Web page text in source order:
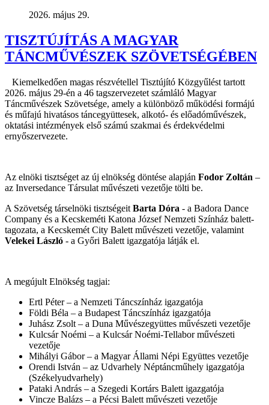
2026. május 29.
TISZTÚJÍTÁS A MAGYAR
TÁNCMŰVÉSZEK SZÖVETSÉGÉBEN
Kiemelkedően magas részvétellel Tisztújító Közgyűlést tartott
2026. május 29-én a 46 tagszervezetet számláló Magyar
Táncművészek Szövetsége, amely a különböző működési formájú
és műfajú hivatásos táncegyüttesek, alkotó- és előadóművészek,
oktatási intézmények első számú szakmai és érdekvédelmi
ernyőszervezete.
Az elnöki tisztséget az új elnökség döntése alapján Fodor Zoltán –
az Inversedance Társulat művészeti vezetője tölti be.
A Szövetség társelnöki tisztségeit Barta Dóra - a Badora Dance
Company és a Kecskeméti Katona József Nemzeti Színház balett-
tagozata, a Kecskemét City Balett művészeti vezetője, valamint
Velekei László - a Győri Balett igazgatója látják el.
A megújult Elnökség tagjai:
Ertl Péter – a Nemzeti Táncszínház igazgatója
Földi Béla – a Budapest Táncszínház igazgatója
Juhász Zsolt – a Duna Művészegyüttes művészeti vezetője
Kulcsár Noémi – a Kulcsár Noémi-Tellabor művészeti
vezetője
Mihályi Gábor – a Magyar Állami Népi Együttes vezetője
Orendi István – az Udvarhely Néptáncműhely igazgatója
(Székelyudvarhely)
Pataki András – a Szegedi Kortárs Balett igazgatója
Vincze Balázs – a Pécsi Balett művészeti vezetője